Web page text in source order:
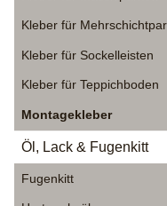
Kleber für
Kleber für Sockelleisten
Kleber für Teppichboden
Montagekleber
Öl, Lack & Fugenkitt
Fugenkitt